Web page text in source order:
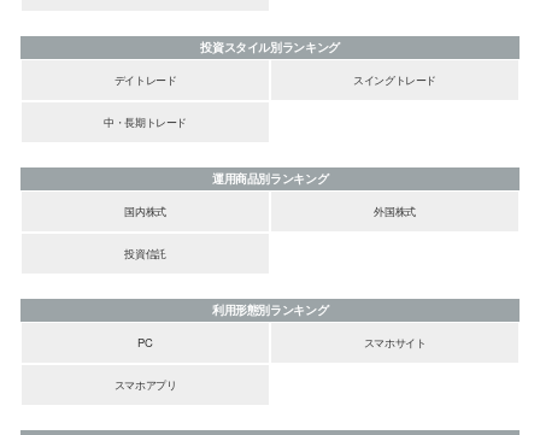
投資スタイル別ランキング
デイトレード
スイングトレード
中・長期トレード
運用商品別ランキング
国内株式
外国株式
投資信託
利用形態別ランキング
PC
スマホサイト
スマホアプリ